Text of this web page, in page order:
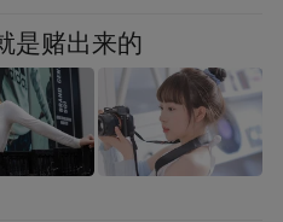
，递补这事从来不是
看世预赛的硬成绩。
是赌出来的